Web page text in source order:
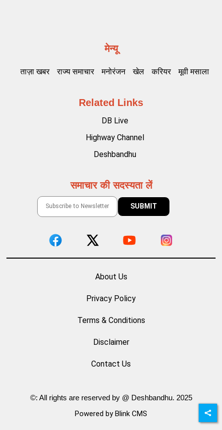
मेन्यू
ताज़ा खबर राज्य समाचार मनोरंजन खेल करियर मूवी मसाला
Related Links
DB Live
Highway Channel
Deshbandhu
समाचार की सदस्यता लें
About Us
Privacy Policy
Terms & Conditions
Disclaimer
Contact Us
©: All rights are reserved by @ Deshbandhu. 2025
Powered by Blink CMS